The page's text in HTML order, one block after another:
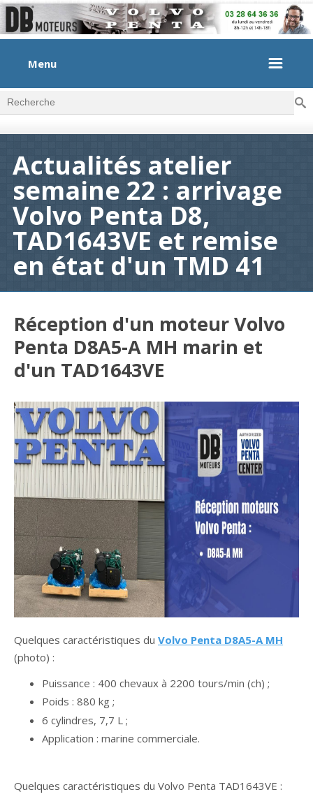
Menu
Formulaire de recherche
Actualités atelier
semaine 22 : arrivage
Volvo Penta D8,
TAD1643VE et remise
en état d'un TMD 41
Réception d'un moteur Volvo
Penta D8A5-A MH marin et
d'un TAD1643VE
Quelques caractéristiques du Volvo Penta D8A5-A MH
(photo) :
Puissance : 400 chevaux à 2200 tours/min (ch) ;
Poids : 880 kg ;
6 cylindres, 7,7 L ;
Application : marine commerciale.
Quelques caractéristiques du Volvo Penta TAD1643VE :